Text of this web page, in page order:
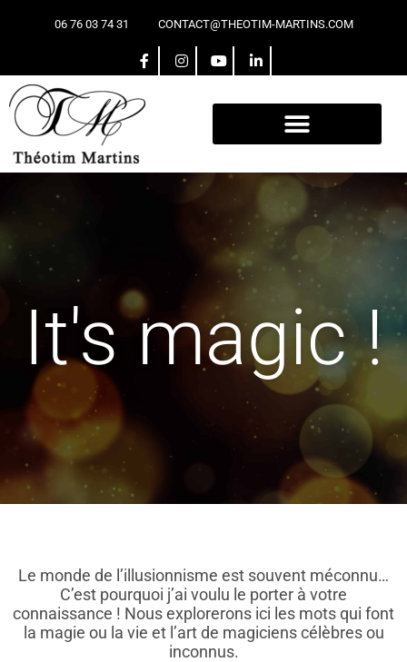
06 76 03 74 31 CONTACT@THEOTIM-MARTINS.COM
It's magic !
Le monde de l’illusionnisme est souvent méconnu…
C’est pourquoi j’ai voulu le porter à votre
connaissance ! Nous explorerons ici les mots qui font
la magie ou la vie et l’art de magiciens célèbres ou
inconnus.